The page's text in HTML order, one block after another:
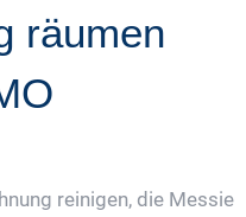
räumen
reinigen, die Messie